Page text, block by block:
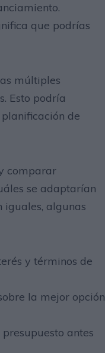
que podrías
múltiples
Esto podría
de
comparar
se adaptarían
iguales, algunas
y términos de
la mejor opción
antes